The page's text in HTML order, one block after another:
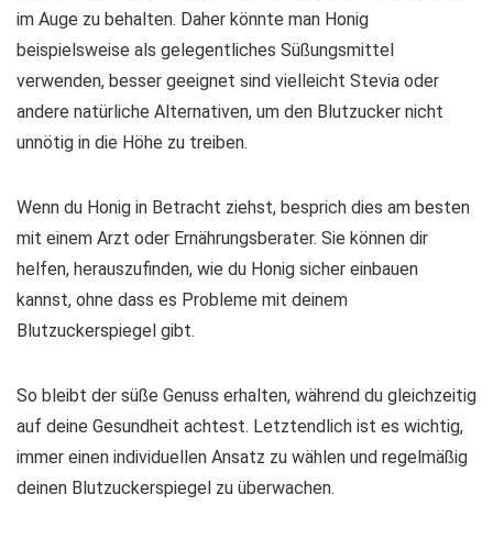
im Auge zu behalten. Daher könnte man Honig
beispielsweise als gelegentliches Süßungsmittel
verwenden, besser geeignet sind vielleicht Stevia oder
andere natürliche Alternativen, um den Blutzucker nicht
unnötig in die Höhe zu treiben.
Wenn du Honig in Betracht ziehst, besprich dies am besten
mit einem Arzt oder Ernährungsberater. Sie können dir
helfen, herauszufinden, wie du Honig sicher einbauen
kannst, ohne dass es Probleme mit deinem
Blutzuckerspiegel gibt.
So bleibt der süße Genuss erhalten, während du gleichzeitig
auf deine Gesundheit achtest. Letztendlich ist es wichtig,
immer einen individuellen Ansatz zu wählen und regelmäßig
deinen Blutzuckerspiegel zu überwachen.